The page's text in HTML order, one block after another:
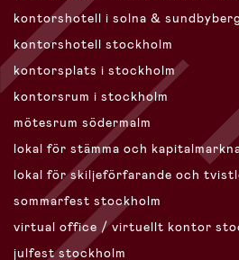
kontorshotell i solna &
kontorshotell stockholm
kontorsplats i stockholm
kontorsrum i stockholm
mötesrum södermalm
lokal för stämma och
lokal för skiljeförfarande och
sommarfest stockholm
virtual office / virtuellt kontor
julfest stockholm